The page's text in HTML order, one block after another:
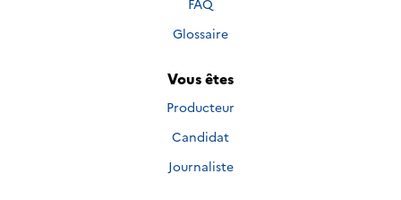
FAQ
Glossaire
Vous êtes
Producteur
Candidat
Journaliste